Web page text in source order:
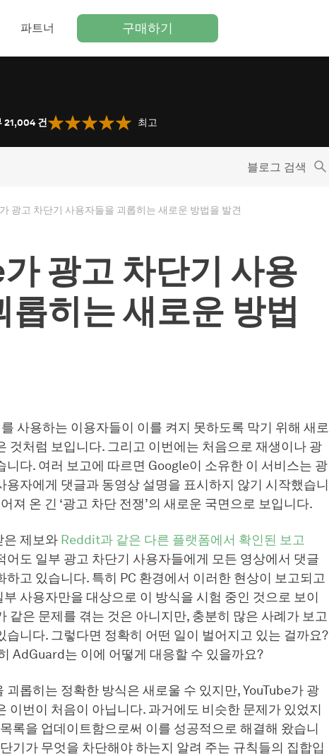
파트너 구매하기
21,004 건 최고
블로그 검색
광고 차단기 사용자들을 괴롭히는 새로운 방법을 발견
광고 차단기 사용
롭히는 새로운 방법
사용하는 이용자들이 이를 켜지 못하도록 막기 위해 새로
것처럼 보입니다. 그리고 이번에는 처음으로 재생이나 광
니다. 여러 보고에 따르면 Google이 소유한 이 서비스는 광
용자에게 댓글과 동영상 설명을 표시하지 않기 시작했습니
져 온 긴 ‘광고 차단 전쟁’의 새로운 국면으로 보입니다.
은 제보와 Reddit과 같은 다른 플랫폼에서 확인된 보고
어도 일부 광고 차단기 사용자들에게 모든 영상에서 댓글
하고 있습니다. 특히 PC 환경에서 이러한 현상이 보고되고
부 사용자만을 대상으로 이 방식을 시험 중인 것으로 보이
같은 문제를 겪는 것은 아니지만, 충분히 많은 사례가 보고
습니다. 그렇다면 정확히 어떤 일이 벌어지고 있는 걸까요?
AdGuard는 이에 어떻게 대응할 수 있을까요?
괴롭히는 정확한 방식은 새로울 수 있지만, YouTube가 광
이번이 처음이 아닙니다. 과거에도 비슷한 문제가 있었지
록을 업데이트함으로써 이를 성공적으로 해결해 왔습니
기가 무엇을 차단해야 하는지 알려 주는 규칙들의 집합입